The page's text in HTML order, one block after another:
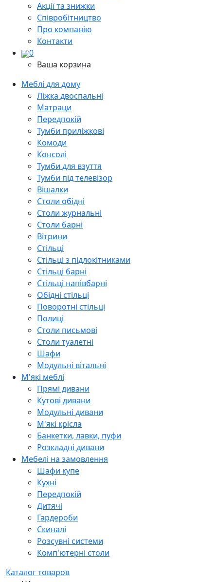
Акції та знижки
Cпівробітництво
Про компанію
Контакти
0
Ваша корзина
Меблі для дому
Ліжка двоспальні
Матраци
Передпокій
Тумби приліжкові
Комоди
Консолі
Тумби для взуття
Тумби під телевізор
Вішалки
Столи обідні
Столи журнальні
Столи барні
Вітрини
Стільці
Стільці з підлокітниками
Стільці барні
Стільці напівбарні
Обідні стільці
Поворотні стільці
Полиці
Столи письмові
Столи туалетні
Шафи
Модульні вітальні
М'які меблі
Прямі дивани
Кутові дивани
Модульні дивани
М'які крісла
Банкетки, лавки, пуфи
Розкладні дивани
Мебелі на замовлення
Шафи купе
Кухні
Передпокій
Дитячі
Гардероби
Скиналі
Розсувні системи
Комп'ютерні столи
Каталог товаров